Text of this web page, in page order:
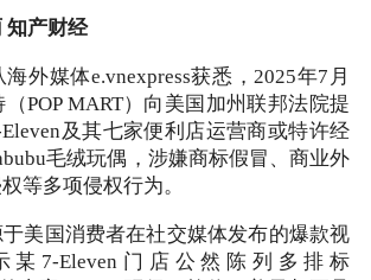
产财经
媒体e.vnexpress获悉，2025年7月
POP MART）向美国加州联邦法院提
及其七家便利店运营商或特许经
毛绒玩偶，涉嫌商标假冒、商业外
等多项侵权行为。
国消费者在社交媒体发布的爆款视
某7-Eleven门店公然陈列多排标